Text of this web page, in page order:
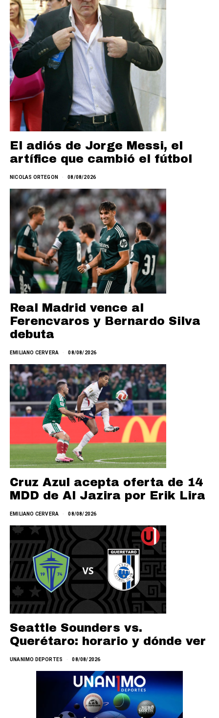
El adiós de Jorge Messi, el
artífice que cambió el fútbol
NICOLAS ORTEGON 08/08/2026
Real Madrid vence al
Ferencvaros y Bernardo Silva
debuta
EMILIANO CERVERA 08/08/2026
Cruz Azul acepta oferta de 14
MDD de Al Jazira por Erik Lira
EMILIANO CERVERA 08/08/2026
Seattle Sounders vs.
Querétaro: horario y dónde ver
UNANIMO DEPORTES 08/08/2026